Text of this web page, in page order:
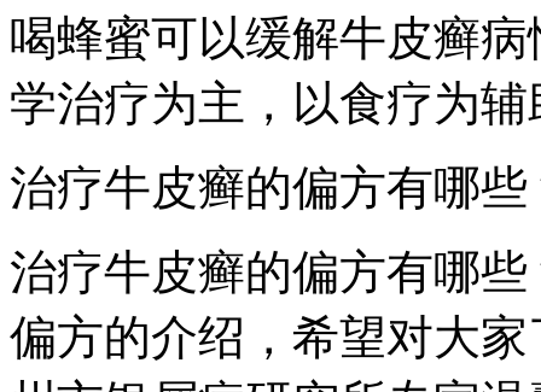
喝蜂蜜可以缓解牛皮癣
学治疗为主，以食疗为
治疗牛皮癣的偏方有哪
治疗牛皮癣的偏方有哪
偏方的介绍，希望对大